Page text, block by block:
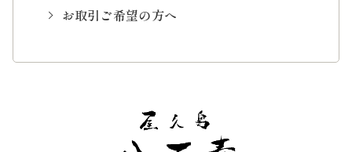
お取引ご希望の方へ